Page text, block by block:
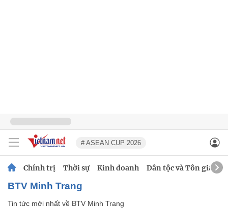
# ASEAN CUP 2026
Chính trị Thời sự Kinh doanh Dân tộc và Tôn giáo
BTV Minh Trang
Tin tức mới nhất về BTV Minh Trang